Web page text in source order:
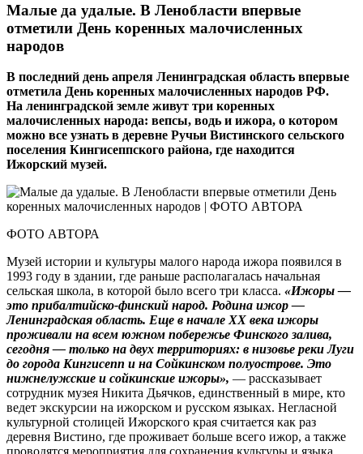
Малые да удалые. В Ленобласти впервые
отметили День коренных малочисленных
народов
В последний день апреля Ленинградская область впервые
отметила День коренных малочисленных народов РФ.
На ленинградской земле живут три коренных
малочисленных народа: вепсы, водь и ижора, о котором
можно все узнать в деревне Ручьи Вистинского сельского
поселения Кингисеппского района, где находится
Ижорский музей.
ФОТО АВТОРА
Музей истории и культуры малого народа ижора появился в
1993 году в здании, где раньше располагалась начальная
сельская школа, в которой было всего три класса. «Ижоры —
это прибалтийско-финский народ. Родина ижор —
Ленинградская область. Еще в начале XX века ижоры
проживали на всем южном побережье Финского залива,
сегодня — только на двух территориях: в низовье реки Луги
до города Кингисепп и на Сойкинском полуострове. Это
нижнелужские и сойкинские ижоры», — рассказывает
сотрудник музея Никита Дьячков, единственный в мире, кто
ведет экскурсии на ижорском и русском языках. Негласной
культурной столицей Ижорского края считается как раз
деревня Вистино, где проживает больше всего ижор, а также